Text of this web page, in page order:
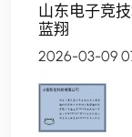
山东电子竞
蓝翔
2026-03-09